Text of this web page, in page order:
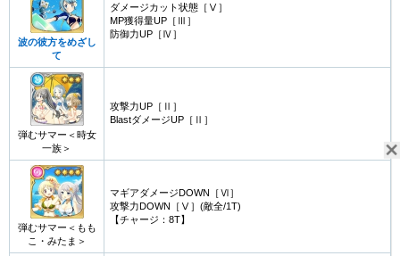
波の彼方をめざし
て
ダメージカット状態［Ⅴ］
MP獲得量UP［Ⅲ］
防御力UP［Ⅳ］
弾むサマー＜時女
一族＞
攻撃力UP［Ⅱ］
BlastダメージUP［Ⅱ］
弾むサマー＜もも
こ・みたま＞
マギアダメージDOWN［Ⅵ］
攻撃力DOWN［Ⅴ］(敵全/1T)
【チャージ：8T】